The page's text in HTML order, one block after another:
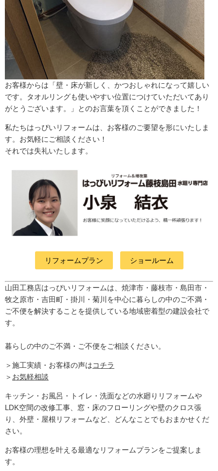
お客様からは「壁・床が新しく、かつおしゃれになって嬉しい
です。タオルリングも使いやすい位置につけていただいてあり
がとうございます。」とのお言葉を頂くことができました！
私たちはっぴいリフォームは、お客様のご要望を形にいたしま
す。お気軽にご相談ください！
それでは失礼いたします。
リフォームプラン ショールーム
山田工務店はっぴいリフォームは、焼津市・藤枝市・島田市・
牧之原市・吉田町 ・掛川・菊川 を中心に暮らしの中のご不満・
ご不便を解決することを提供している地域密着型の建設会社で
す。
暮らしの中のご不満・ご不便をご相談ください。
＞施工実績・お客様の声はコチラ
＞ お気軽相談
キッチン・お風呂・トイレ・洗面などの水廻りリフォームや
LDK空間の改修工事、窓・床のフローリングや壁のクロス張
り、外壁・屋根リフォームなど、どんなことでもおまかせくだ
さい。
お客様の理想を叶える最適なリフォームプランをご提案しま
す。